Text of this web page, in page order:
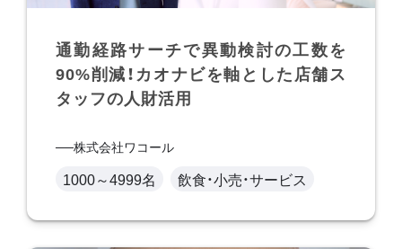
通勤経路サーチで異動検討の工数を
90%削減！カオナビを軸とした店舗ス
タッフの人財活用
株式会社ワコール
1000～4999名 飲食・小売・サービス